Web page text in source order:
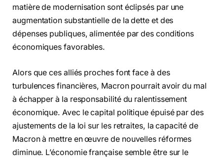
matière de modernisation sont éclipsés par une
augmentation substantielle de la dette et des
dépenses publiques, alimentée par des conditions
économiques favorables.
Alors que ces alliés proches font face à des
turbulences financières, Macron pourrait avoir du mal
à échapper à la responsabilité du ralentissement
économique. Avec le capital politique épuisé par des
ajustements de la loi sur les retraites, la capacité de
Macron à mettre en œuvre de nouvelles réformes
diminue. L’économie française semble être sur le